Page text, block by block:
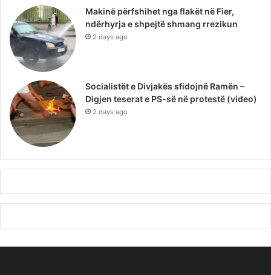
Makinë përfshihet nga flakët në Fier,
ndërhyrja e shpejtë shmang rrezikun
2 days ago
Socialistët e Divjakës sfidojnë Ramën –
Digjen teserat e PS-së në protestë (video)
2 days ago